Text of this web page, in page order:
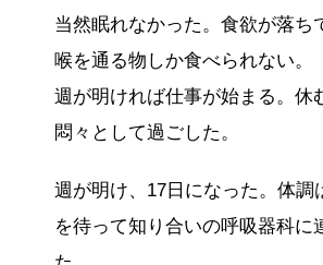
当然眠れなかった。食欲が落ち
喉を通る物しか食べられない。
週が明ければ仕事が始まる。休
悶々として過ごした。
週が明け、17日になった。体
を待って知り合いの呼吸器科